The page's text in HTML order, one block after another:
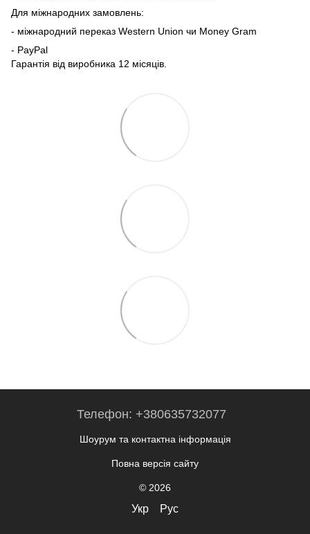
Для міжнародних замовлень:
- міжнародний переказ Western Union чи Money Gram
- PayPal
Гарантія від виробника 12 місяців.
Телефон: +380635732077
Шоурум та контактна інформація
Повна версія сайту
© 2026
Укр Рус